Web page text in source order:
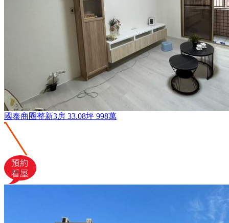
國泰商圈整新3房 33.08坪 998萬